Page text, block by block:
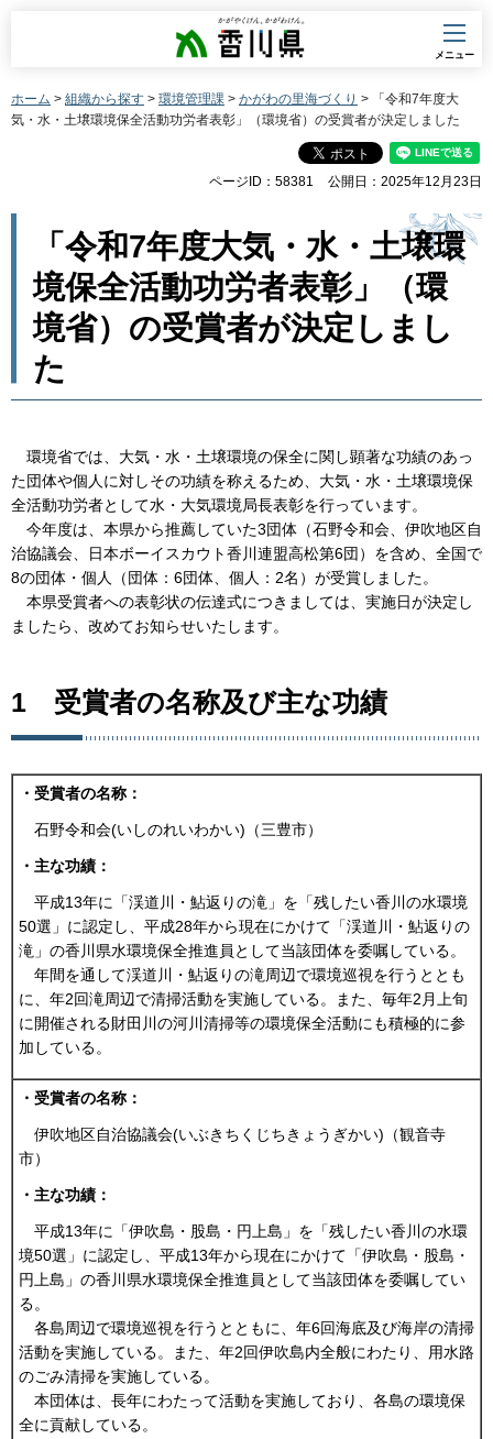
香川県
メニュー
ホーム > 組織から探す > 環境管理課 > かがわの里海づくり > 「令和7年度大
気・水・土壌環境保全活動功労者表彰」（環境省）の受賞者が決定しました
ページID：58381 公開日：2025年12月23日
「令和7年度大気・水・土壌環
境保全活動功労者表彰」（環
境省）の受賞者が決定しまし
た
環境省では、大気・水・土壌環境の保全に関し顕著な功績のあっ
た団体や個人に対しその功績を称えるため、大気・水・土壌環境保
全活動功労者として水・大気環境局長表彰を行っています。
今年度は、本県から推薦していた3団体（石野令和会、伊吹地区自
治協議会、日本ボーイスカウト香川連盟高松第6団）を含め、全国で
8の団体・個人（団体：6団体、個人：2名）が受賞しました。
本県受賞者への表彰状の伝達式につきましては、実施日が決定し
ましたら、改めてお知らせいたします。
1 受賞者の名称及び主な功績
・受賞者の名称：
石野令和会(いしのれいわかい)（三豊市）
・主な功績：
平成13年に「渓道川・鮎返りの滝」を「残したい香川の水環境
50選」に認定し、平成28年から現在にかけて「渓道川・鮎返りの
滝」の香川県水環境保全推進員として当該団体を委嘱している。
年間を通して渓道川・鮎返りの滝周辺で環境巡視を行うととも
に、年2回滝周辺で清掃活動を実施している。また、毎年2月上旬
に開催される財田川の河川清掃等の環境保全活動にも積極的に参
加している。
・受賞者の名称：
伊吹地区自治協議会(いぶきちくじちきょうぎかい)（観音寺
市）
・主な功績：
平成13年に「伊吹島・股島・円上島」を「残したい香川の水環
境50選」に認定し、平成13年から現在にかけて「伊吹島・股島・
円上島」の香川県水環境保全推進員として当該団体を委嘱してい
る。
各島周辺で環境巡視を行うとともに、年6回海底及び海岸の清掃
活動を実施している。また、年2回伊吹島内全般にわたり、用水路
のごみ清掃を実施している。
本団体は、長年にわたって活動を実施しており、各島の環境保
全に貢献している。